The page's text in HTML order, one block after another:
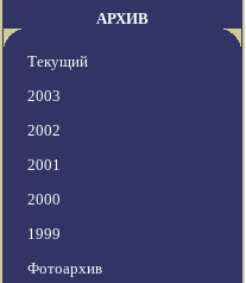
АРХИВ
Текущий
2003
2002
2001
2000
1999
Фотоархив